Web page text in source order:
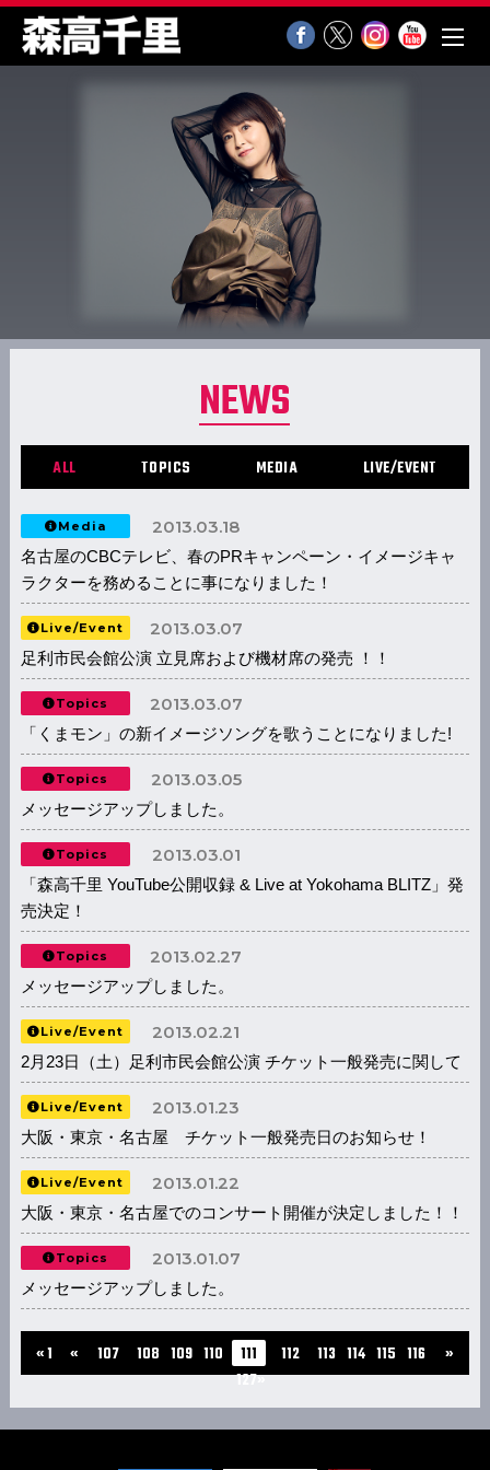
NEWS
ALL TOPICS MEDIA LIVE/EVENT
Media 2013.03.18
名古屋のCBCテレビ、春のPRキャンペーン・イメージキャ
ラクターを務めることに事になりました！
Live/Event 2013.03.07
足利市民会館公演 立見席および機材席の発売 ！！
Topics 2013.03.07
「くまモン」の新イメージソングを歌うことになりました!
Topics 2013.03.05
メッセージアップしました。
Topics 2013.03.01
「森高千里 YouTube公開収録 & Live at Yokohama BLITZ」発
売決定！
Topics 2013.02.27
メッセージアップしました。
Live/Event 2013.02.21
2月23日（土）足利市民会館公演 チケット一般発売に関して
Live/Event 2013.01.23
大阪・東京・名古屋 チケット一般発売日のお知らせ！
Live/Event 2013.01.22
大阪・東京・名古屋でのコンサート開催が決定しました！！
Topics 2013.01.07
メッセージアップしました。
« 1 « 107 108 109 110 111 112 113 114 115 116
»
127»